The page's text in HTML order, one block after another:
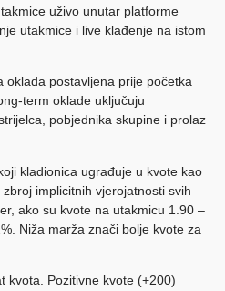
uživo unutar platforme
utakmice i live klađenje na istom
postavljena prije početka
term oklade uključuju
pobjednika skupine i prolaz
kladionica ugrađuje u kvote kao
implicitnih vjerojatnosti svih
ako su kvote na utakmicu 1.90 –
Niža marža znači bolje kvote za
kvota. Pozitivne kvote (+200)